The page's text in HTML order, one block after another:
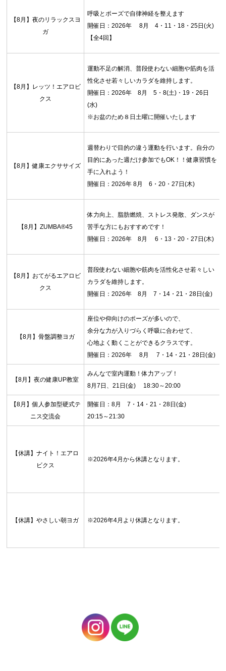
【8月】夜のリラックスヨ
ガ
呼吸とポーズで自律神経を整えます
開催日：2026年 8月 4・11・18・25日(火)
【全4回】
【8月】レッツ！エアロビ
クス
運動不足の解消、普段使わない細胞や筋肉を活
性化させ若々しいカラダを維持します。
開催日：2026年 8月 5・8(土)・19・26日
(水)
※お盆のため８日土曜に開催いたします
【8月】健康エクササイズ
週替わりで目的の違う運動を行います。自分の
目的にあった週だけ参加でもOK！！健康習慣を
手に入れよう！
開催日：2026年 8月 6・20・27日(木)
【8月】ZUMBA®45
体力向上、脂肪燃焼、ストレス発散、ダンスが
苦手な方にもおすすめです！
開催日：2026年 8月 6・13・20・27日(木)
【8月】おてがるエアロビ
クス
普段使わない細胞や筋肉を活性化させ若々しい
カラダを維持します。
開催日：2026年 8月 7・14・21・28日(金)
【8月】骨盤調整ヨガ
座位や仰向けのポーズが多いので、
余分な力が入りづらく呼吸に合わせて、
心地よく動くことができるクラスです。
開催日：2026年 8月 7・14・21・28日(金)
【8月】夜の健康UP教室
みんなで室内運動！体力アップ！
8月7日、21日(金) 18:30～20:00
【8月】個人参加型硬式テ
ニス交流会
開催日：8月 7・14・21・28日(金)
20:15～21:30
【休講】ナイト！エアロ
ビクス
※2026年4月から休講となります。
【休講】やさしい朝ヨガ ※2026年4月より休講となります。